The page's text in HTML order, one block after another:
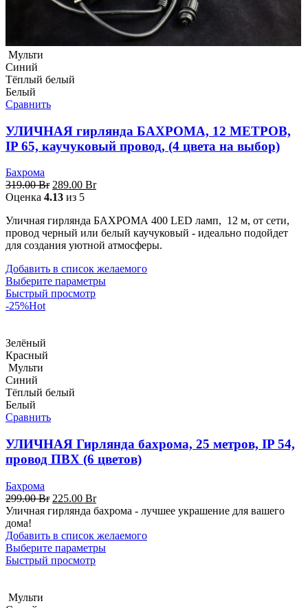
Мульти
Синий
Тёплый белый
Белый
Сравнить
УЛИЧНАЯ гирлянда БАХРОМА, 12 МЕТРОВ,
IP 65, каучуковый провод, (4 цвета на выбор)
Бахрома
319.00Br Первоначальная
цена
319.00 Br.
289.00 BrТекущая
Оценка 4.13 из 5
Уличная гирлянда БАХРОМА 400 LED ламп, 12 м, от сети,
провод черный или белый каучуковый - идеально подойдет
для создания уютной атмосферы.
Добавить в список желаемого
Выберите параметры
Быстрый просмотр
-25%Hot
Зелёный
Красный
Мульти
Синий
Тёплый белый
Белый
Сравнить
УЛИЧНАЯ Гирлянда бахрома, 25 метров, IP 54,
провод ПВХ (6 цветов)
Бахрома
299.00Br Первоначальная
цена
299.00 Br.
225.00 BrТекущая
цена:
Уличная гирлянда бахрома - лучшее украшение для вашего
дома!
Добавить в список желаемого
Выберите параметры
Быстрый просмотр
Мульти